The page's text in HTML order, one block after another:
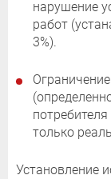
нарушение
работ
3%).
только
Установление